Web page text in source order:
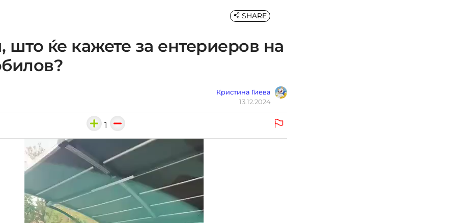
ќе кажете за ентериеров на
Кристина Гиева
13.12.2024
SHARE
1